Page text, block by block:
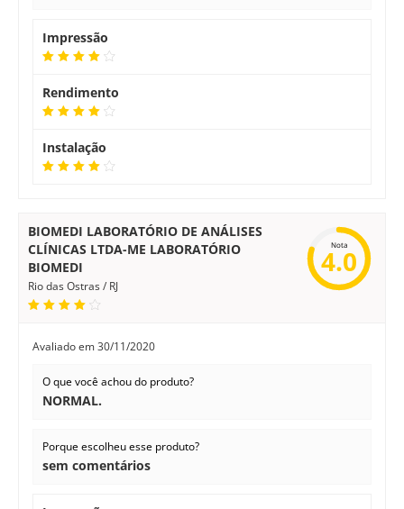
Impressão
Rendimento
Instalação
BIOMEDI LABORATÓRIO DE ANÁLISES
CLÍNICAS LTDA-ME LABORATÓRIO
BIOMEDI
Rio das Ostras / RJ
Nota
4.0
Avaliado em30/11/2020
O que você achou do produto?
NORMAL.
Porque escolheu esse produto?
sem comentários